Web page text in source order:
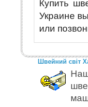
Купить
Украине
или
Швейний світ